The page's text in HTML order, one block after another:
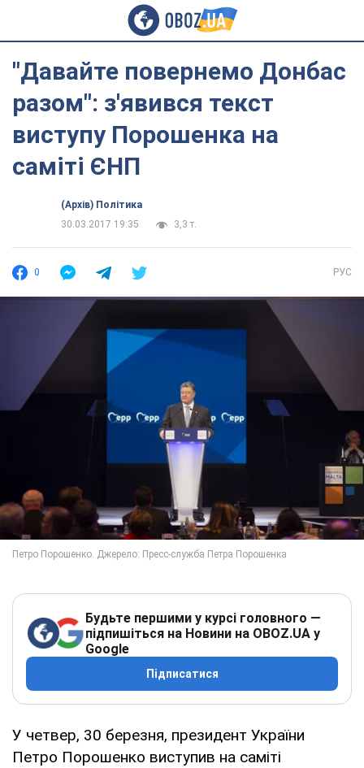
"Давайте повернемо Донбас
разом": з'явився текст
виступу Порошенка на
саміті ЄНП
(Архів) Політика
30.03.2017 19:35
3,3 т.
0 РУС
Будьте першими у курсі головного —
підпишіться на Новини на OBOZ.UA у
Google
Підписатися
У четвер, 30 березня, президент України
Петро Порошенко виступив на саміті